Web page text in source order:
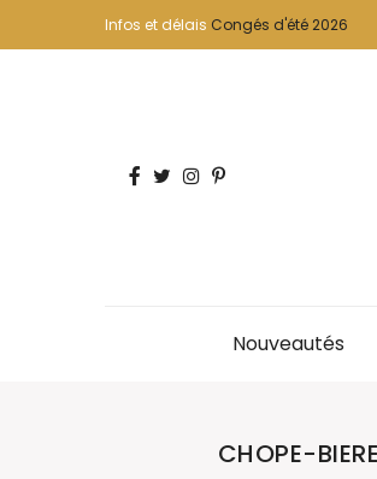
Infos et délais Congés d'été 2026
Nouveautés
CHOPE-